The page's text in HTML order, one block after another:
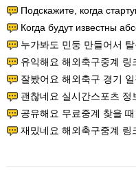
Подскажите, когда стартуют
Когда будут известны
누가봐도 민둥 만들어서 탈북하는것들이나 뭔가 쳐들어
유익해요 해외축구중계 링크 찾기 쉬워서 자주 와
잘봤어요 해외축구 경기 일정 한눈에 보기 좋아
괜찮네요 실시간스포츠 정보 확인하기 좋아요.
공유해요 무료중계 찾을 때 여기가 제일 편해요. 그
재밌네요 해외축구중계 링크 찾기 쉬워서 자주 와요